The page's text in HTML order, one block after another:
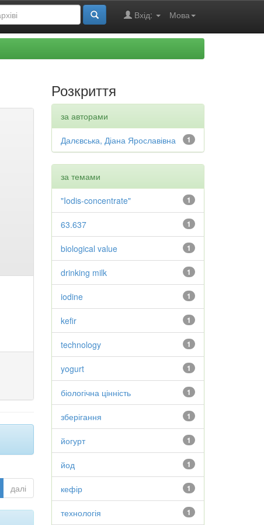
Мова
Вхід:
далі
Розкриття
за авторами
1
Далєвська, Діана Ярославівна
за темами
1
"Iodis-concentrate"
1
63.637
1
biological value
1
drinking milk
1
iodine
1
kefir
1
technology
1
yogurt
1
біологічна цінність
1
зберігання
1
йогурт
1
йод
1
кефір
1
технологія